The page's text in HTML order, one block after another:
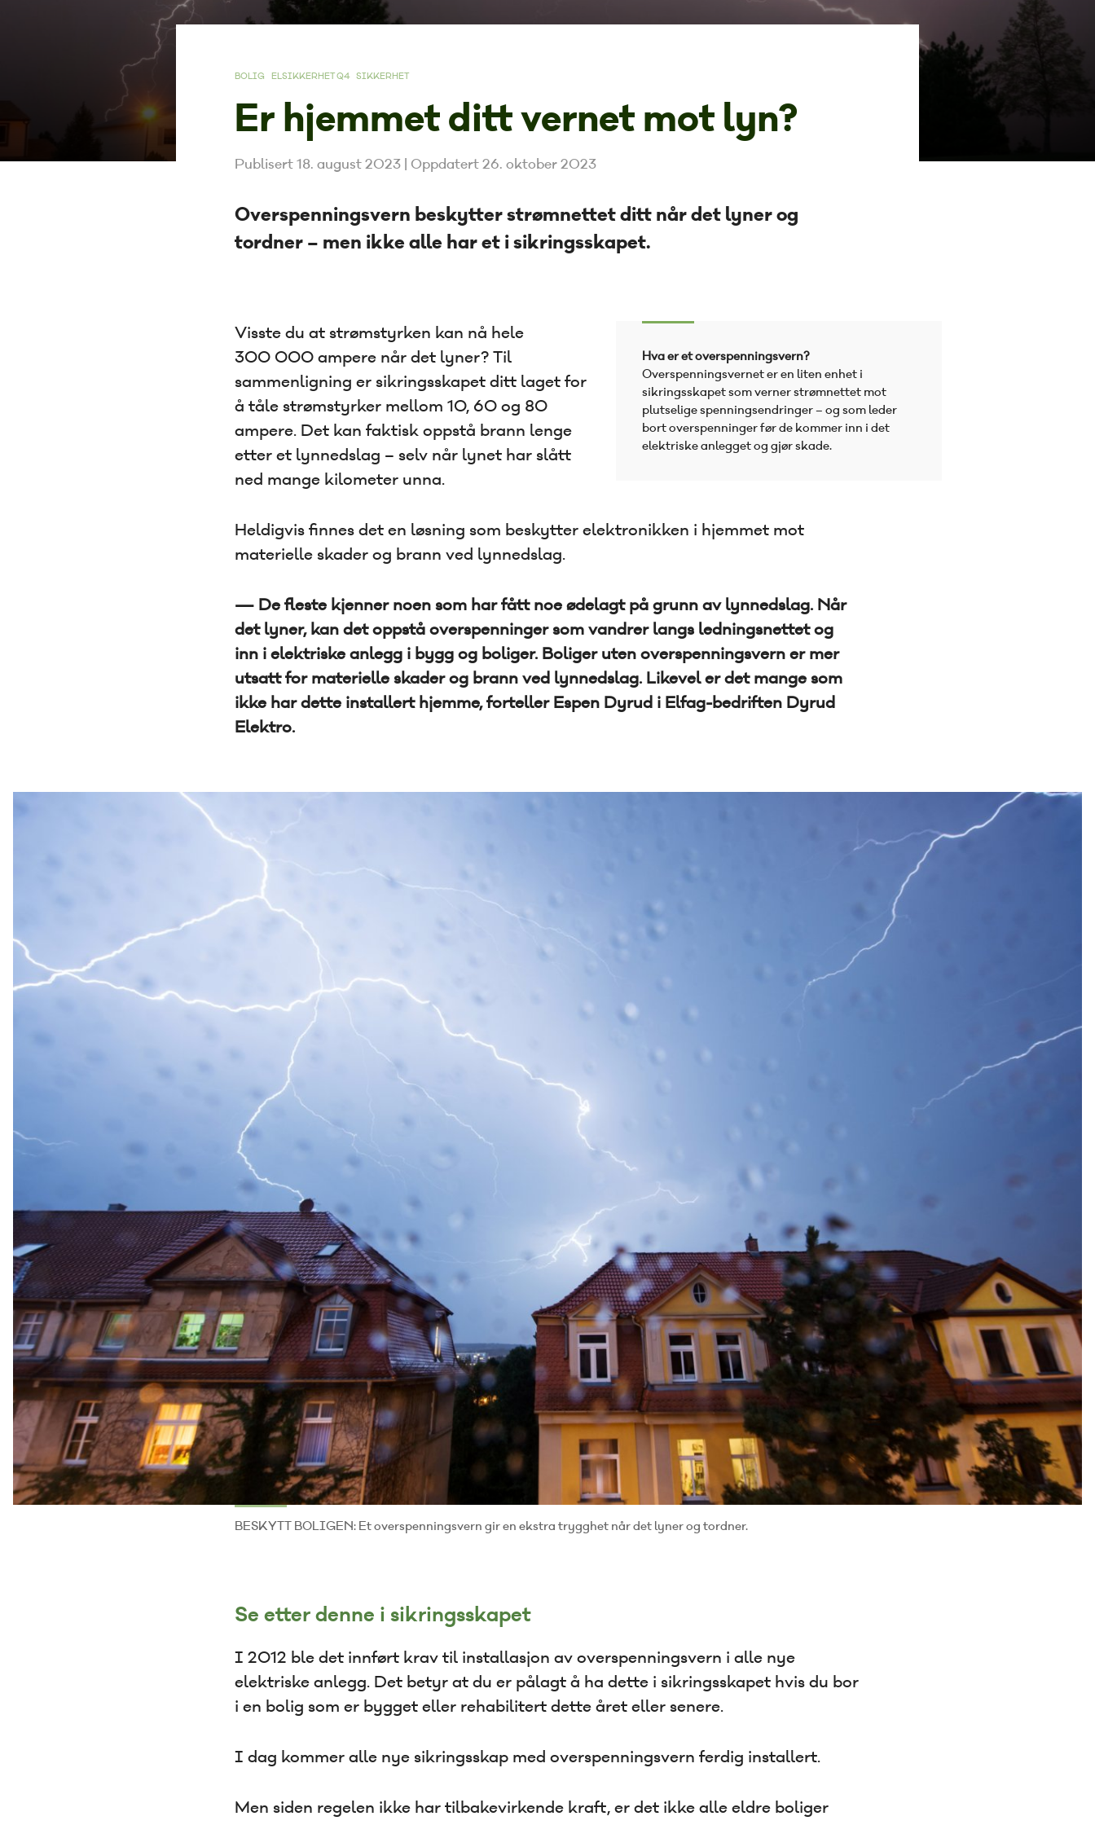
BOLIG ELSIKKERHET Q4 SIKKERHET
Er hjemmet ditt vernet mot lyn?
Publisert 18. august 2023 Oppdatert 26. oktober 2023
Overspenningsvern beskytter strømnettet ditt når det lyner og
tordner – men ikke alle har et i sikringsskapet.
Hva er et overspenningsvern?
Overspenningsvernet er en liten enhet i
sikringsskapet som verner strømnettet mot
plutselige spenningsendringer – og som leder
bort overspenninger før de kommer inn i det
elektriske anlegget og gjør skade.
Visste du at strømstyrken kan nå hele
300 000 ampere når det lyner? Til
sammenligning er sikringsskapet ditt laget for
å tåle strømstyrker mellom 10, 60 og 80
ampere. Det kan faktisk oppstå brann lenge
etter et lynnedslag – selv når lynet har slått
ned mange kilometer unna.
Heldigvis finnes det en løsning som beskytter elektronikken i hjemmet mot
materielle skader og brann ved lynnedslag.
— De fleste kjenner noen som har fått noe ødelagt på grunn av lynnedslag. Når
det lyner, kan det oppstå overspenninger som vandrer langs ledningsnettet og
inn i elektriske anlegg i bygg og boliger. Boliger uten overspenningsvern er mer
utsatt for materielle skader og brann ved lynnedslag. Likevel er det mange som
ikke har dette installert hjemme, forteller Espen Dyrud i Elfag-bedriften Dyrud
Elektro.
BESKYTT BOLIGEN: Et overspenningsvern gir en ekstra trygghet når det lyner og tordner.
Se etter denne i sikringsskapet
I 2012 ble det innført krav til installasjon av overspenningsvern i alle nye
elektriske anlegg. Det betyr at du er pålagt å ha dette i sikringsskapet hvis du bor
i en bolig som er bygget eller rehabilitert dette året eller senere.
I dag kommer alle nye sikringsskap med overspenningsvern ferdig installert.
Men siden regelen ikke har tilbakevirkende kraft, er det ikke alle eldre boliger